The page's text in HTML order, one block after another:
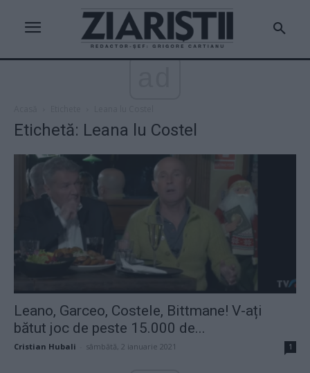
Etichetă: Leana lu Costel
Leano, Garceo, Costele, Bittmane! V-ați
bătut joc de peste 15.000 de...
Cristian Hubali sâmbătă, 2 ianuarie 2021 1